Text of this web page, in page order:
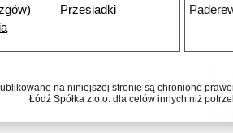
Przesiadki
na niniejszej stronie są chronione
Łódź Spółka z o.o. dla celów innych niż